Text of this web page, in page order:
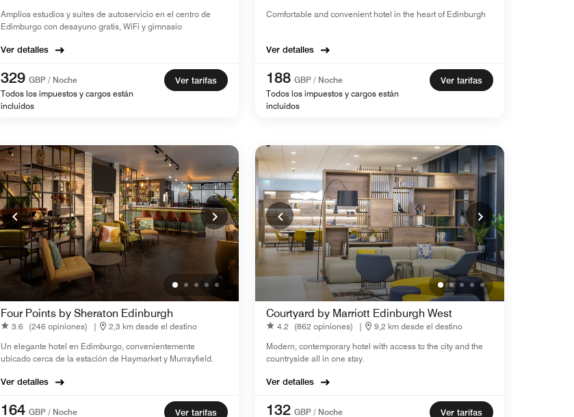
Amplios estudios y suites de autoservicio en el centro de
Edimburgo con desayuno gratis, WiFi y gimnasio
Ver detalles
329 GBP / Noche
Todos los impuestos y cargos están
incluidos
Ver tarifas
Comfortable and convenient hotel in the heart of Edinburgh
Ver detalles
188 GBP / Noche
Todos los impuestos y cargos están
incluidos
Ver tarifas
Four Points by Sheraton Edinburgh
3.6 (246 opiniones) |
2,3 km desde el destino
Un elegante hotel en Edimburgo, convenientemente
ubicado cerca de la estación de Haymarket y Murrayfield.
Ver detalles
164 GBP / Noche
Ver tarifas
Courtyard by Marriott Edinburgh West
4.2 (862 opiniones) |
9,2 km desde el destino
Modern, contemporary hotel with access to the city and the
countryside all in one stay.
Ver detalles
132 GBP / Noche
Ver tarifas